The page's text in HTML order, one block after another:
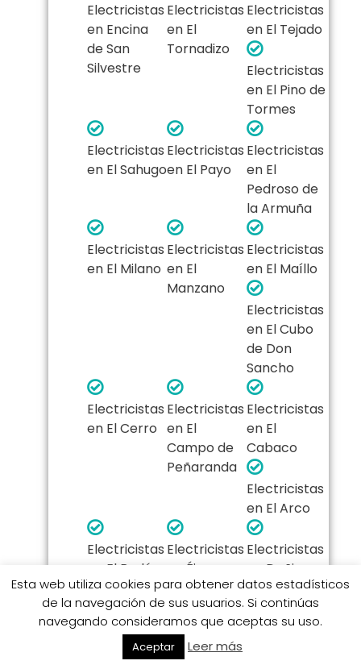
Electricistas
en Encina
de San
Silvestre
Electricistas
en El
Tornadizo
Electricistas
en El Tejado
Electricistas
en El Pino de
Tormes
Electricistas
en El Sahugo
Electricistas
en El Payo
Electricistas
en El
Pedroso de
la Armuña
Electricistas
en El Milano
Electricistas
en El
Manzano
Electricistas
en El Maíllo
Electricistas
en El Cubo
de Don
Sancho
Electricistas
en El Cerro
Electricistas
en El
Campo de
Peñaranda
Electricistas
en El
Cabaco
Electricistas
en El Arco
Electricistas
en El Bodón
Electricistas
en Éjeme
Electricistas
en Doñinos
de
Salamanca
ElectricistasElectricistas
Esta web utiliza cookies para obtener datos estadísticos
de la navegación de sus usuarios. Si continúas
navegando consideramos que aceptas su uso.
Aceptar Leer más